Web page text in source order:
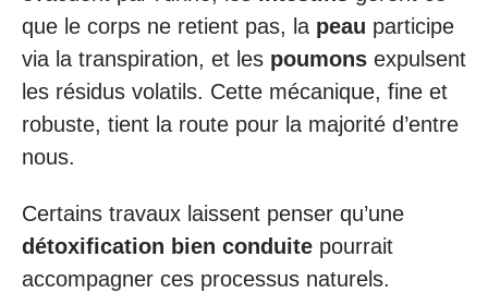
que le corps ne retient pas, la peau participe
via la transpiration, et les poumons expulsent
les résidus volatils. Cette mécanique, fine et
robuste, tient la route pour la majorité d’entre
nous.
Certains travaux laissent penser qu’une
détoxification bien conduite pourrait
accompagner ces processus naturels.